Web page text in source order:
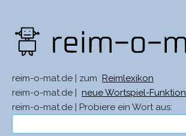
reim-o-mat.de | zum
Reimlexikon
reim-o-mat.de |
neue Wortspiel-Funktion
reim-o-mat.de | Probiere ein Wort aus: